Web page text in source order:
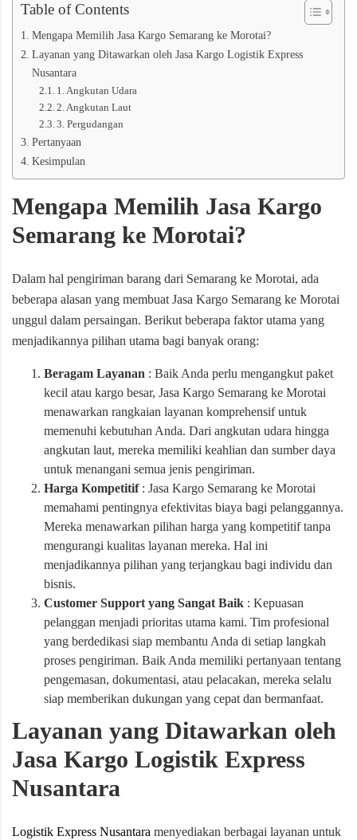
Table of Contents
Mengapa Memilih Jasa Kargo Semarang ke Morotai?
Layanan yang Ditawarkan oleh Jasa Kargo Logistik Express
Nusantara
1. Angkutan Udara
2. Angkutan Laut
3. Pergudangan
Pertanyaan
Kesimpulan
Mengapa Memilih Jasa Kargo
Semarang ke Morotai?
Dalam hal pengiriman barang dari Semarang ke Morotai, ada
beberapa alasan yang membuat Jasa Kargo Semarang ke Morotai
unggul dalam persaingan. Berikut beberapa faktor utama yang
menjadikannya pilihan utama bagi banyak orang:
Beragam Layanan : Baik Anda perlu mengangkut paket
kecil atau kargo besar, Jasa Kargo Semarang ke Morotai
menawarkan rangkaian layanan komprehensif untuk
memenuhi kebutuhan Anda. Dari angkutan udara hingga
angkutan laut, mereka memiliki keahlian dan sumber daya
untuk menangani semua jenis pengiriman.
Harga Kompetitif: Jasa Kargo Semarang ke Morotai
memahami pentingnya efektivitas biaya bagi pelanggannya.
Mereka menawarkan pilihan harga yang kompetitif tanpa
mengurangi kualitas layanan mereka. Hal ini
menjadikannya pilihan yang terjangkau bagi individu dan
bisnis.
Customer Support yang Sangat Baik : Kepuasan
pelanggan menjadi prioritas utama kami. Tim profesional
yang berdedikasi siap membantu Anda di setiap langkah
proses pengiriman. Baik Anda memiliki pertanyaan tentang
pengemasan, dokumentasi, atau pelacakan, mereka selalu
siap memberikan dukungan yang cepat dan bermanfaat.
Layanan yang Ditawarkan oleh
Jasa Kargo Logistik Express
Nusantara
Logistik Express Nusantara menyediakan berbagai layanan untuk